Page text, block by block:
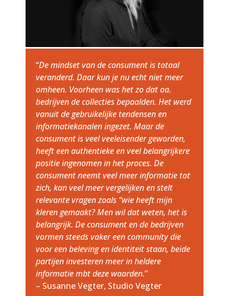
“De mindset van de consument is totaal
veranderd. Daar kun je nu echt niet meer
omheen. Voorheen was het zo dat oa.
bedrijven de collecties bepaalden. Het werd
vanuit de gebruikelijke tendensen en
informatiekanalen ingezet. Maar de
consument is veel veeleisender geworden,
heeft een authentieke en veel belangrijkere
positie ingenomen in het proces. De
consument neemt veel meer informatie tot
zich, kan veel meer vergelijken en stelt
relevante vragen zoals “wie heeft mijn
kleren gemaakt? Men wil dat weten, het is
belangrijk. De consument en de bedrijven
vormen steeds vaker een community die
voor een beleving en identiteit staan, beide
partijen investeren meer in heldere
informatie mbt deze waarden.”
– Susanne Vegter, Studio Vegter